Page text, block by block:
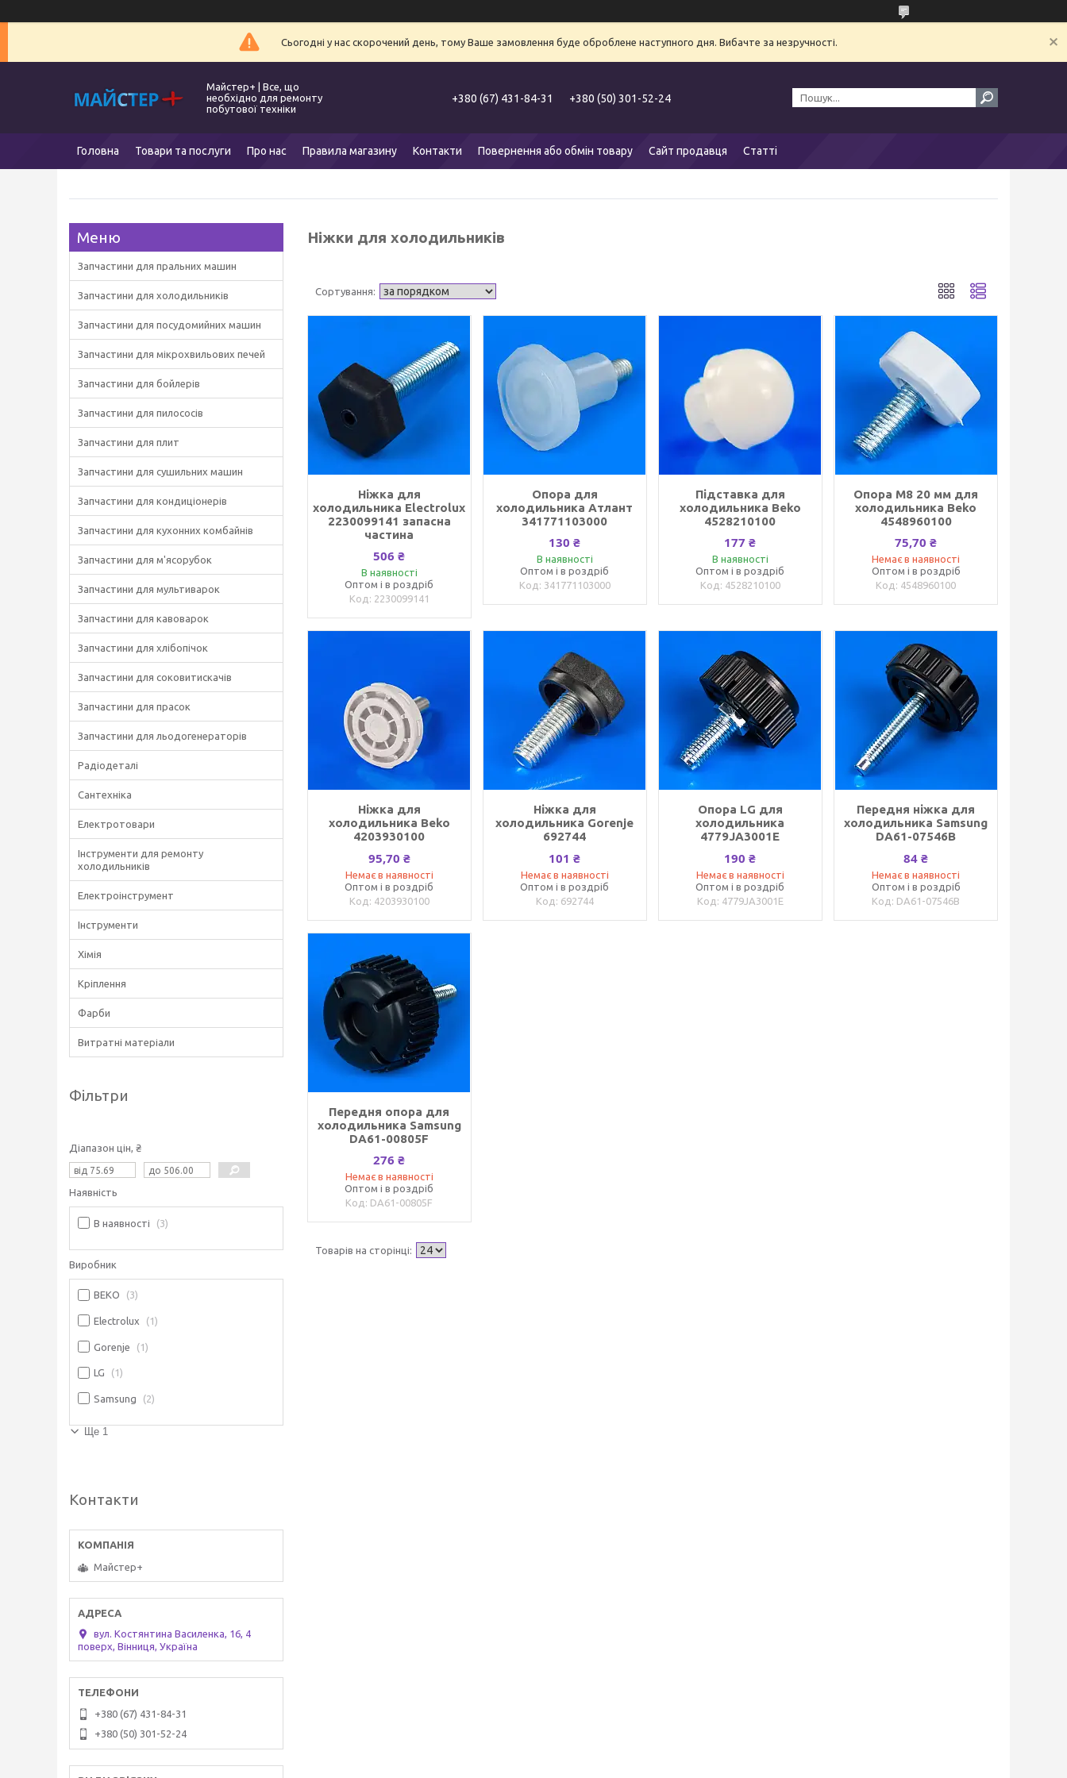
Сьогодні у нас скорочений день, тому Ваше замовлення буде оброблене наступного дня. Вибачте за незручності.
Майстер+ | Все, що
необхідно для ремонту
побутової техніки
+380 (67) 431-84-31 +380 (50) 301-52-24
Головна Товари та послуги Про нас Правила магазину Контакти Повернення або обмін товару Сайт продавця Статті
Ніжки для холодильників
Ніжка для
холодильника Electrolux
2230099141 запасна
частина
506 ₴
В наявності
Оптом і в роздріб
2230099141
Опора для
холодильника Атлант
341771103000
130 ₴
В наявності
Оптом і в роздріб
341771103000
Підставка для
холодильника Beko
4528210100
177 ₴
В наявності
Оптом і в роздріб
4528210100
Опора M8 20 мм для
холодильника Beko
4548960100
75,70 ₴
Немає в наявності
Оптом і в роздріб
4548960100
Ніжка для
холодильника Beko
4203930100
95,70 ₴
Немає в наявності
Оптом і в роздріб
4203930100
Ніжка для
холодильника Gorenje
692744
101 ₴
Немає в наявності
Оптом і в роздріб
692744
Опора LG для
холодильника
4779JA3001E
190 ₴
Немає в наявності
Оптом і в роздріб
4779JA3001E
Передня ніжка для
холодильника Samsung
DA61-07546B
84 ₴
Немає в наявності
Оптом і в роздріб
DA61-07546B
Передня опора для
холодильника Samsung
DA61-00805F
276 ₴
Немає в наявності
Оптом і в роздріб
DA61-00805F
Запчастини для пральних машин
Запчастини для холодильників
Запчастини для посудомийних машин
Запчастини для мікрохвильових печей
Запчастини для бойлерів
Запчастини для пилососів
Запчастини для плит
Запчастини для сушильних машин
Запчастини для кондиціонерів
Запчастини для кухонних комбайнів
Запчастини для м'ясорубок
Запчастини для мультиварок
Запчастини для кавоварок
Запчастини для хлібопічок
Запчастини для соковитискачів
Запчастини для прасок
Запчастини для льодогенераторів
Радіодеталі
Сантехніка
Електротовари
Інструменти для ремонту
холодильників
Електроінструмент
Інструменти
Хімія
Кріплення
Фарби
Витратні матеріали
Фільтри
Діапазон цін, ₴
Наявність
В наявності 3
Виробник
BEKO 3
Electrolux 1
Gorenje 1
LG 1
Samsung 2
Ще 1
Контакти
Майстер+
вул. Костянтина Василенка, 16, 4
поверх, Вінниця, Україна
+380 (67) 431-84-31
+380 (50) 301-52-24